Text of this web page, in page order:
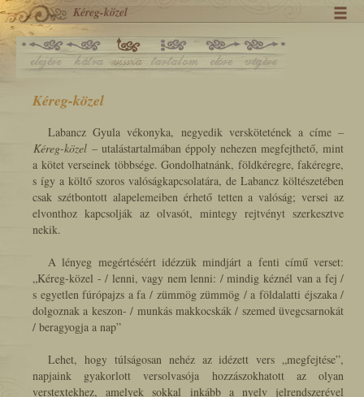
Kéreg-közel
Kéreg-közel
Labancz Gyula vékonyka, negyedik verskötetének a címe –
Kéreg-közel – utalástartalmában éppoly nehezen megfejthető, mint
a kötet verseinek többsége. Gondolhatnánk, földkéregre, fakéregre,
s így a költő szoros valóságkapcsolatára, de Labancz költészetében
csak szétbontott alapelemeiben érhető tetten a valóság; versei az
elvonthoz kapcsolják az olvasót, mintegy rejtvényt szerkesztve
nekik.
A lényeg megértéséért idézzük mindjárt a fenti című verset:
„Kéreg-közel - / lenni, vagy nem lenni: / mindig kéznél van a fej /
s egyetlen fúrópajzs a fa / zümmög zümmög / a földalatti éjszaka /
dolgoznak a keszon- / munkás makkocskák / szemed üvegcsarnokát
/ beragyogja a nap”
Lehet, hogy túlságosan nehéz az idézett vers„megfejtése”,
napjaink gyakorlott versolvasója hozzászokhatott az olyan
verstextekhez, amelyek sokkal inkább a nyelv jelrendszerével